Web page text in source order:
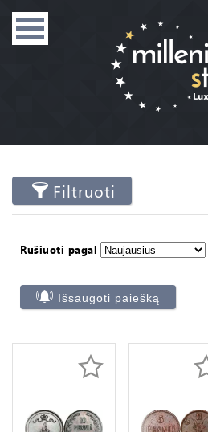
Filtruoti
Rūšiuoti pagal
Išsaugoti paiešką